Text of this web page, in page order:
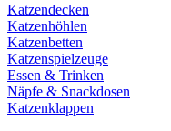
Katzendecken
Katzenhöhlen
Katzenbetten
Katzenspielzeuge
Essen & Trinken
Näpfe & Snackdosen
Katzenklappen